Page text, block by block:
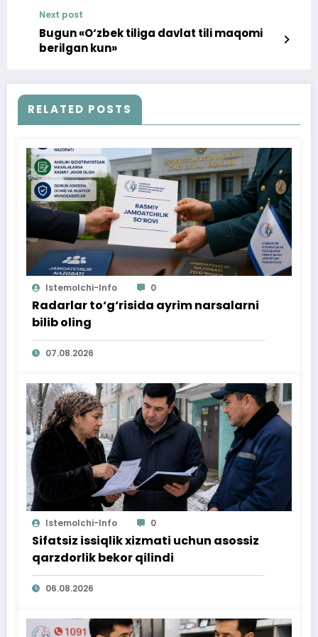
Next post
Bugun «O‘zbek tiliga davlat tili maqomi
berilgan kun»
RELATED POSTS
Istemolchi-Info 0
Radarlar to‘g‘risida ayrim narsalarni
bilib oling
07.08.2026
Istemolchi-Info 0
Sifatsiz issiqlik xizmati uchun asossiz
qarzdorlik bekor qilindi
06.08.2026